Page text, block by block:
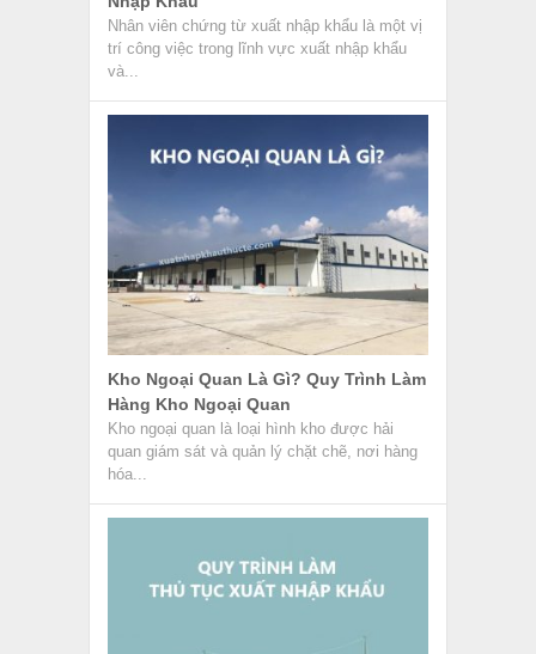
Nhân viên chứng từ xuất nhập khẩu là một vị
trí công việc trong lĩnh vực xuất nhập khẩu
và...
Kho Ngoại Quan Là Gì? Quy Trình Làm
Hàng Kho Ngoại Quan
Kho ngoại quan là loại hình kho được hải
quan giám sát và quản lý chặt chẽ, nơi hàng
hóa...